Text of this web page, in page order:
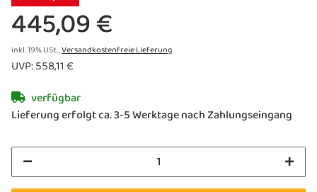
445,09 €
inkl. 19% USt. ,Versandkostenfreie Lieferung
UVP:558,11 €
verfügbar
Lieferung erfolgt ca. 3-5 Werktage nach Zahlungseingang